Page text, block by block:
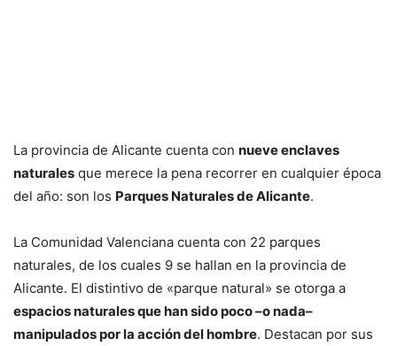
La provincia de Alicante cuenta con nueve enclaves
naturales que merece la pena recorrer en cualquier época
del año: son los Parques Naturales de Alicante.
La Comunidad Valenciana cuenta con 22 parques
naturales, de los cuales 9 se hallan en la provincia de
Alicante. El distintivo de «parque natural» se otorga a
espacios naturales que han sido poco –o nada–
manipulados por la acción del hombre. Destacan por sus